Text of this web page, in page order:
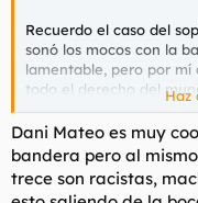
Recuerdo el caso del
sonó los mocos con la
lamentable, pero por
todo el derecho del
que le salga de la polla.
sectarismo y tal ya
también la hostia por el
Porque esa es otra, que
Haz
Dani Mateo es muy
bandera pero al
trece son racistas,